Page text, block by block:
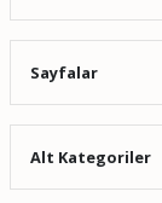
Sayfalar
Alt Kategoriler